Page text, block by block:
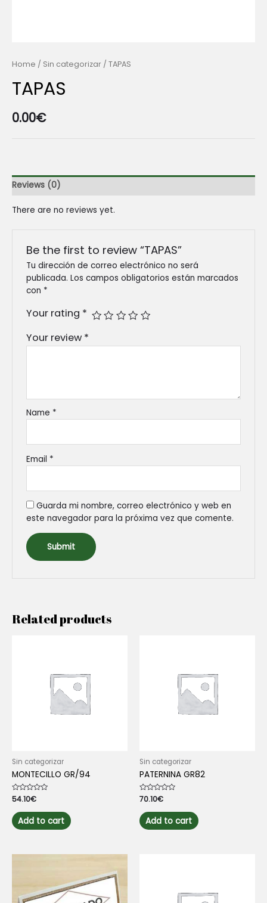
Home / Sin categorizar / TAPAS
TAPAS
0.00€
Reviews (0)
There are no reviews yet.
Be the first to review “TAPAS”
Tu dirección de correo electrónico no será
publicada. Los campos obligatorios están marcados
con *
Your rating *
Your review *
Name *
Email *
Guarda mi nombre, correo electrónico y web en
este navegador para la próxima vez que comente.
Related products
Sin categorizar
MONTECILLO GR/94
Rated
0
out
of
5
54.10€
Add to cart
Sin categorizar
PATERNINA GR82
Rated
0
out
of
5
70.10€
Add to cart